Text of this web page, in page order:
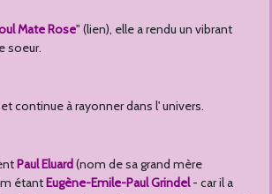
Mate Rose" (lien), elle a rendu un vibrant
soeur.
continue à rayonner dans l' univers.
Paul Eluard(nom de sa grand mère
étantEugène-Emile-Paul Grindel- car il a